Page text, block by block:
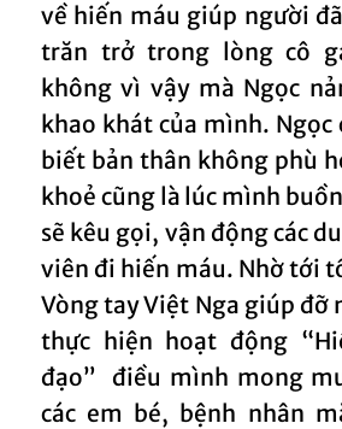
về hiến máu giúp người
trăn trở trong lòng cô
không vì vậy mà Ngọc
khao khát của mình. Ngọc
biết bản thân không phù
khoẻ cũng là lúc mình
sẽ kêu gọi, vận động các
viên đi hiến máu. Nhờ tới
Vòng tay Việt Nga giúp đỡ
thực hiện hoạt động
đạo” điều mình mong
các em bé, bệnh nhân